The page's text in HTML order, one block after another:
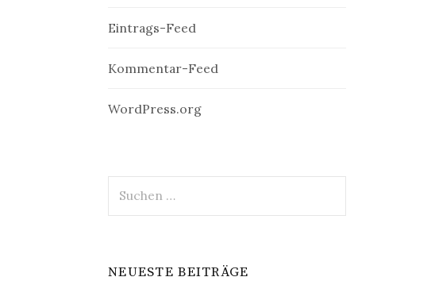
Eintrags-Feed
Kommentar-Feed
WordPress.org
nach:
NEUESTE BEITRÄGE